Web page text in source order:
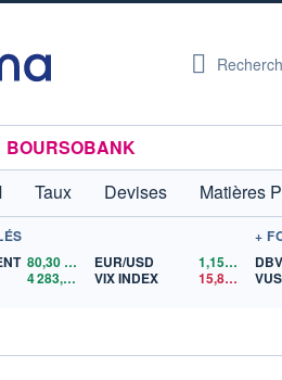
BOURSOBANK
Taux Devises Matières
80,30
4 283,88 $US
EUR/USD 1,1556
$US
VIX INDEX
15,81$US
+